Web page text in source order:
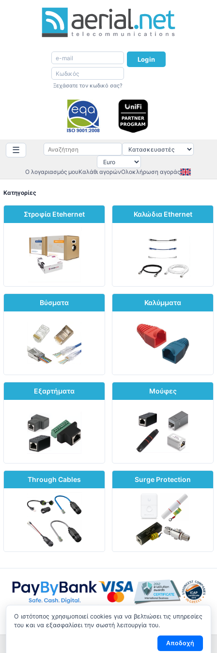
Login
Ξεχάσατε τον κωδικό σας?
☰
Ο λογαριασμός μουΚαλάθι αγορώνΟλοκλήρωση αγοράς
Κατηγορίες
Στροφία Etehernet Καλώδια Ethernet
Βύσματα Καλύμματα
Εξαρτήματα Μούφες
Through Cables Surge Protection
Όροι χρήσεως
O ιστότοπος χρησιμοποιεί cookies για να βελτιώσει τις υπηρεσίες
του και να εξασφαλίσει την σωστή λειτουργία του.
Αποδοχή